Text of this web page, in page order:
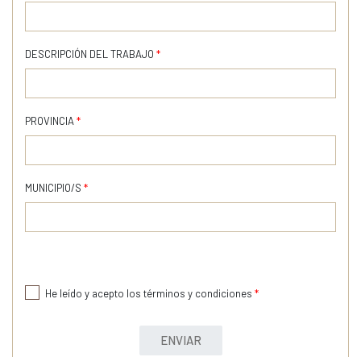
DESCRIPCIÓN DEL TRABAJO *
PROVINCIA *
MUNICIPIO/S *
He leído y acepto los términos y condiciones *
ENVIAR